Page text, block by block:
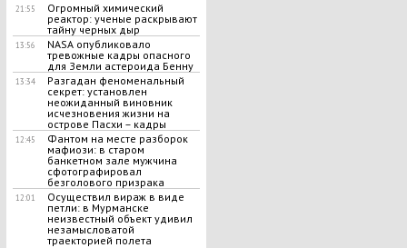
21:55
​Огромный химический
реактор: ученые раскрывают
тайну черных дыр
13:56
NASA опубликовало
тревожные кадры опасного
для Земли астероида Бенну
13:34
Разгадан феноменальный
секрет: установлен
неожиданный виновник
исчезновения жизни на
острове Пасхи – кадры
12:45
Фантом на месте разборок
мафиози: в старом
банкетном зале мужчина
сфотографировал
безголового призрака
12:01
Осуществил вираж в виде
петли: в Мурманске
неизвестный объект удивил
незамысловатой
траекторией полета